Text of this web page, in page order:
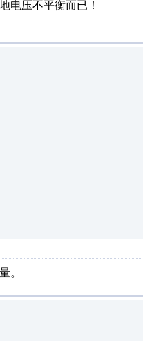
电压不平衡而已！
。